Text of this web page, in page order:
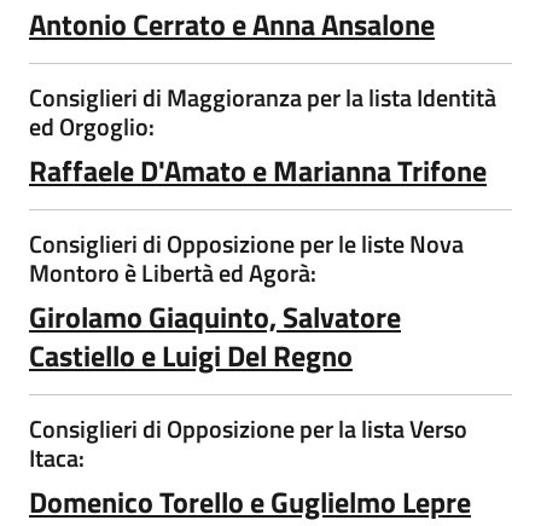
Antonio Cerrato e Anna Ansalone
Consiglieri di Maggioranza per la lista Identità
ed Orgoglio:
Raffaele D'Amato e Marianna Trifone
Consiglieri di Opposizione per le liste Nova
Montoro è Libertà ed Agorà:
Girolamo Giaquinto, Salvatore
Castiello e Luigi Del Regno
Consiglieri di Opposizione per la lista Verso
Itaca:
Domenico Torello e Guglielmo Lepre